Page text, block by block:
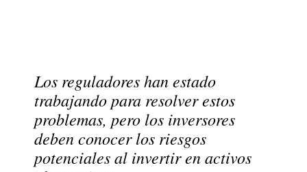
Los reguladores han estado
trabajando para resolver estos
problemas, pero los inversores
deben conocer los riesgos
potenciales al invertir en activos